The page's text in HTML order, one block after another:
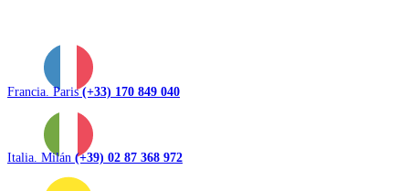
Francia. Paris(+33) 170 849 040
Italia. Milán (+39) 02 87 368 972